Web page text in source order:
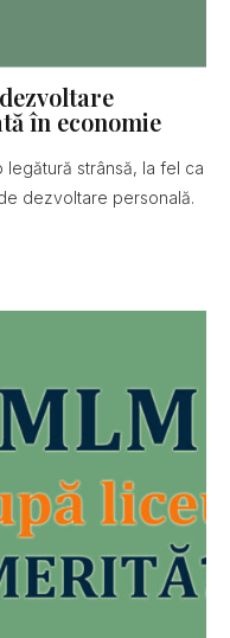
în economie
legătură strânsă, la fel ca
dezvoltare personală.